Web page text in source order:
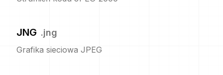
JNG .jng
Grafika sieciowa JPEG